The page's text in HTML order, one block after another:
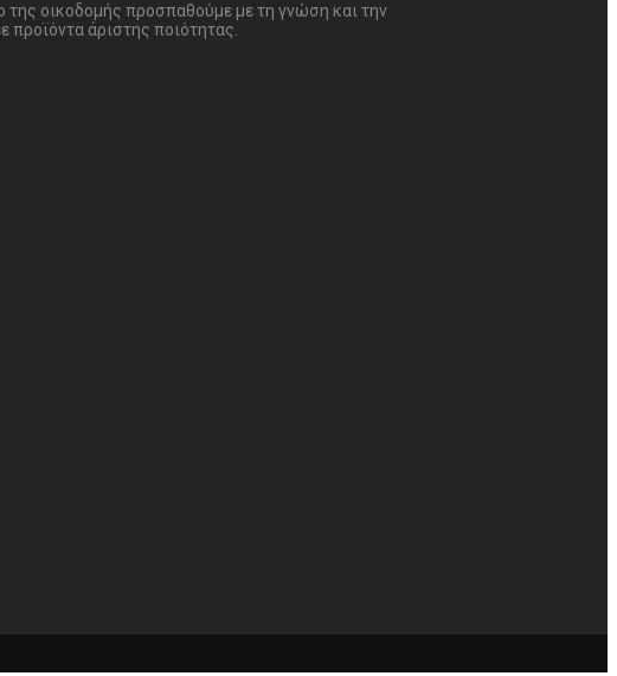
της οικοδομής προσπαθούμε με τη γνώση και την
άριστης ποιότητας.